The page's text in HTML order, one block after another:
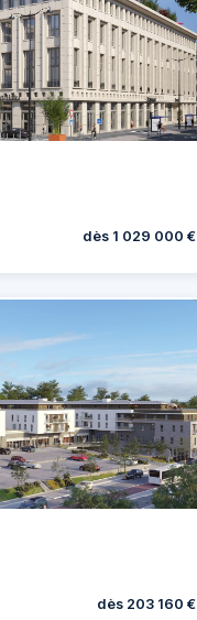
dès 1 029 000 €
dès 203 160 €